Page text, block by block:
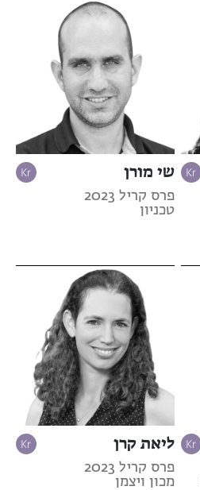
שי מורן
פרס קריל 2023
טכניון
ליאת קרן
פרס קריל 2023
מכון ויצמן